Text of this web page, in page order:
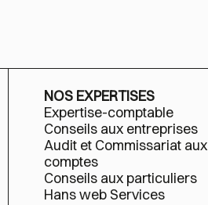
NOS EXPERTISES
Expertise-comptable
Conseils aux entreprises
Audit et Commissariat aux
comptes
Conseils aux particuliers
Hans web Services